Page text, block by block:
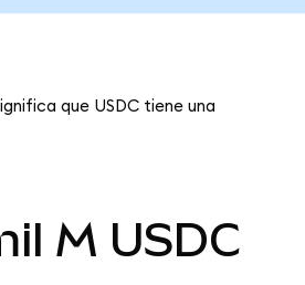
que USDC tiene una
M USDC